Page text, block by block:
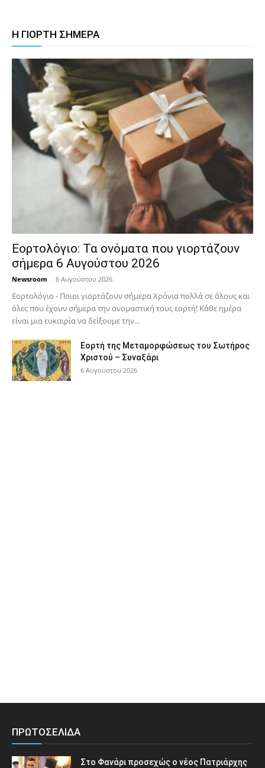
Η ΓΙΟΡΤΗ ΣΗΜΕΡΑ
Εορτολόγιο: Τα ονόματα που γιορτάζουν
σήμερα 6 Αυγούστου 2026
Newsroom - 6 Αυγούστου 2026
Εορτολόγιο - Ποιοι γιορτάζουν σήμερα Χρόνια πολλά σε όλους και
όλες που έχουν σήμερα την ονομαστική τους εορτή! Κάθε ημέρα
είναι μια ευκαιρία να δείξουμε την...
Εορτή της Μεταμορφώσεως του Σωτήρος
Χριστού – Συναξάρι
6 Αυγούστου 2026
ΠΡΩΤΟΣΕΛΙΔΑ
Στο Φανάρι προσεχώς ο νέος Πατριάρχης